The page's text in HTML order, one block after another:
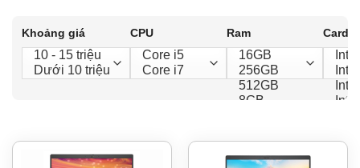
Khoảng giá CPU Ram Card